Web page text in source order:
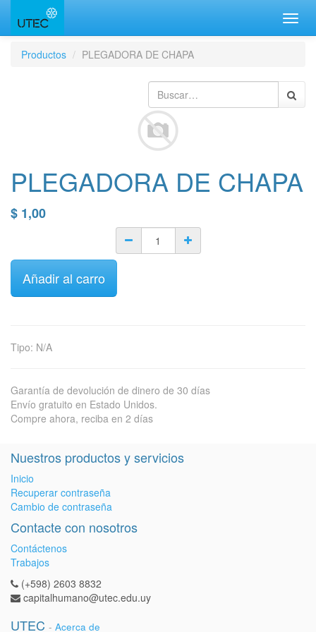
Productos
PLEGADORA DE CHAPA
PLEGADORA DE CHAPA
$ 1,00
Añadir al carro
Tipo: N/A
Garantía de devolución de dinero de 30 días
Envío gratuito en Estado Unidos.
Compre ahora, reciba en 2 días
Nuestros productos y servicios
Inicio
Recuperar contraseña
Cambio de contraseña
Contacte con nosotros
Contáctenos
Trabajos
(+598) 2603 8832
capitalhumano@utec.edu.uy
UTEC - Acerca de